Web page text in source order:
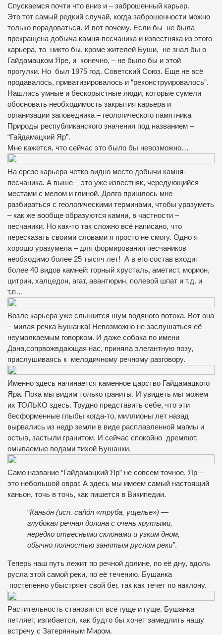
Спускаемся почти что вниз и – заброшенный карьер.
Это тот самый редкий случай, когда заброшенности можно
только порадоваться. И вот почему. Если бы не была
прекращена добыча камня-песчаника и известняка из этого
карьера, то никто бы, кроме жителей Буши, не знал бы о
Гайдамацком Яре, и конечно, – не было бы и этой
прогулки. Но был 1975 год. Советский Союз. Еще не всё
продавалось, приватизировалось и “реконструировалось”.
Нашлись умные и бескорыстные люди, которые сумели
обосновать необходимость закрытия карьера и
организации заповедника – геологического памятника
Природы республиканского значения под названием –
“Гайдамацкий Яр”.
Мне кажется, что сейчас это было бы невозможно…
На срезе карьера четко видно место добычи камня-
песчаника. А выше – это уже известняк, чередующийся
местами с мелом и глиной. Долго пришлось мне
разбираться с геологическими терминами, чтобы уразуметь
– как же вообще образуются камни, в частности –
песчаники. Но как-то так сложно всё написано, что
пересказать своими словами я просто не смогу. Одно я
хорошо уразумела – для формирования песчаников
необходимо более 25 тысяч лет! А в его состав входит
более 40 видов камней: горный хрусталь, аметист, морион,
цитрин, халцедон, агат, авантюрин, полевой шпат и т.д. и
т.п…
Возле карьера уже слышится шум водяного потока. Вот она
– милая речка Бушанка! Невозможно не заслушаться её
неумолкаемым говорком. И даже собака по имени
Дана,сопрвожвдающая нас, приняла элегантную позу,
прислушиваясь к мелодичному речному разговору.
Именно здесь начинается каменное царство Гайдамацкого
Яра. Пока мы видим только граниты. И увидеть мы можем
их ТОЛЬКО здесь. Трудно представить себе, что эти
бесформенные глыбы когда-то, миллионы лет назад
вырвались из недр земли в виде расплавленной магмы и
остыв, застыли гранитом. И сейчас спокойно дремлют,
омываемые водами тихой Бушанки.
Само название “Гайдамацкий Яр” не совсем точное. Яр –
это небольшой овраг. А здесь мы имеем самый настоящий
каньон, точь в точь, как пишется в Википедии.
“Каньо́н (исп. cañón «труба, ущелье») —
глубокая речная долина с очень крутыми,
нередко отвесными склонами и узким дном,
обычно полностью занятым руслом реки”.
Теперь наш путь лежит по речной долине, по её дну, вдоль
русла этой самой реки, по её течению. Бушанка
постепенно убыстряет свой бег, так как течет по наклону.
Растительность становится всё гуще и гуще. Бушанка
петляет, изгибается, как будто бы хочет замедлить нашу
встречу с Затерянным Миром.